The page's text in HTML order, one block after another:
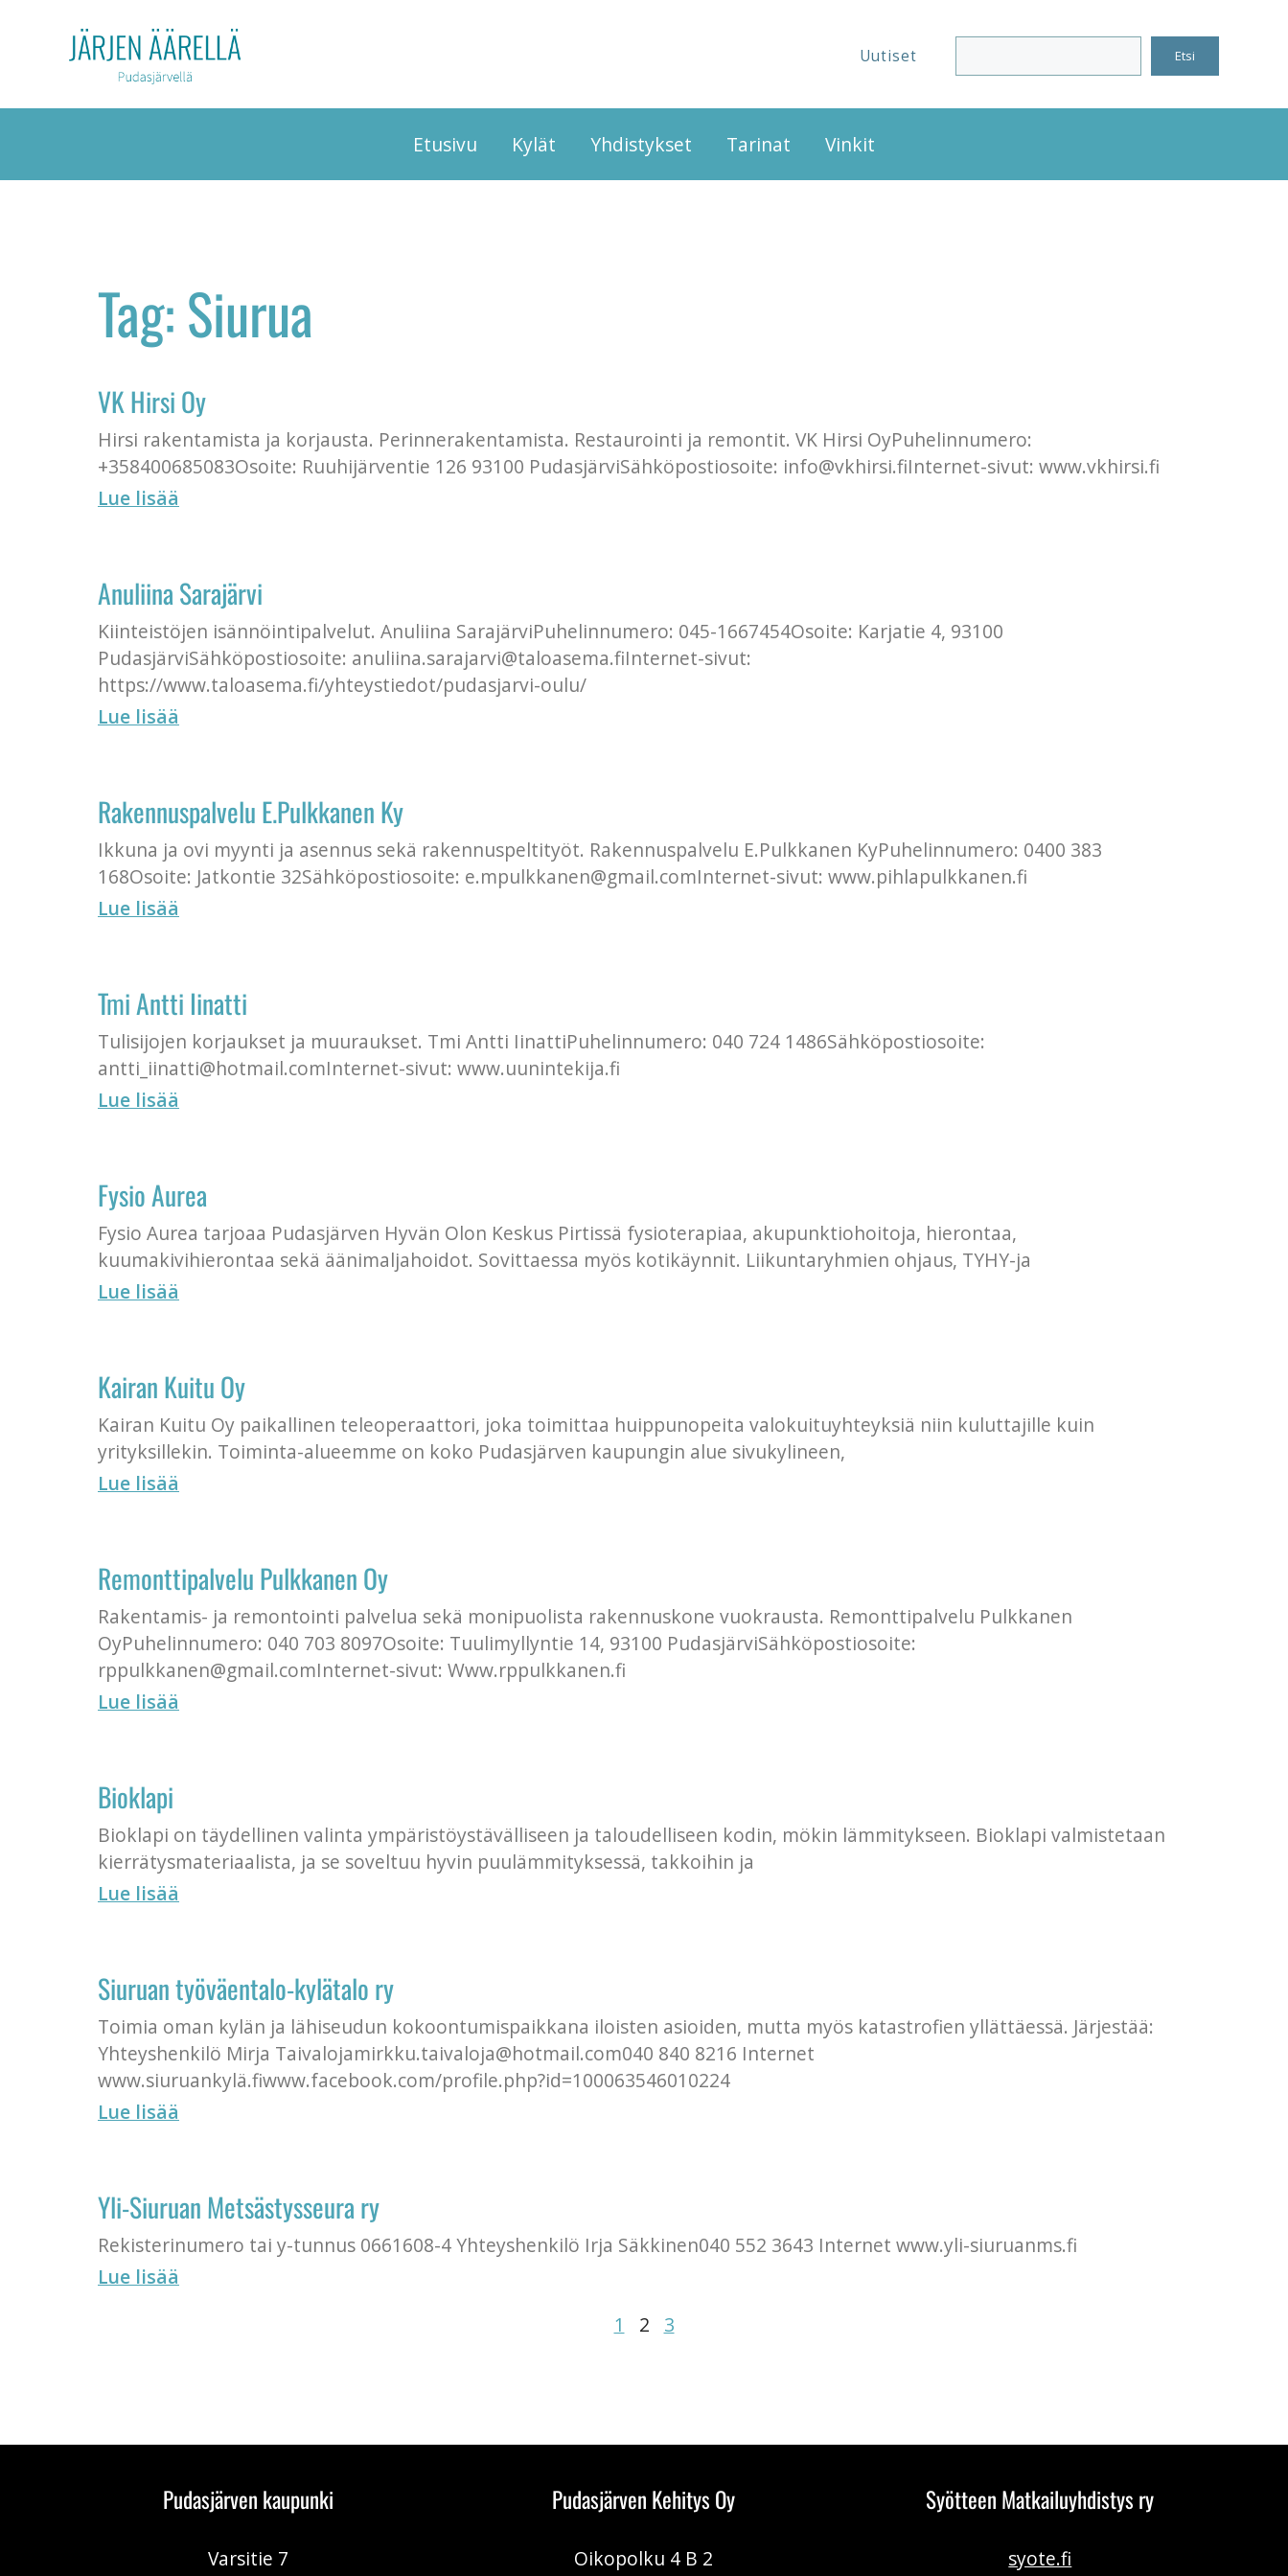
Uutiset Etsi
Etusivu Kylät Yhdistykset Tarinat Vinkit
Tag: Siurua
VK Hirsi Oy
Hirsi rakentamista ja korjausta. Perinnerakentamista. Restaurointi ja remontit. VK Hirsi OyPuhelinnumero:
+358400685083Osoite: Ruuhijärventie 126 93100 PudasjärviSähköpostiosoite: info@vkhirsi.fiInternet-sivut: www.vkhirsi.fi
Lue lisää
Anuliina Sarajärvi
Kiinteistöjen isännöintipalvelut. Anuliina SarajärviPuhelinnumero: 045-1667454Osoite: Karjatie 4, 93100
PudasjärviSähköpostiosoite: anuliina.sarajarvi@taloasema.fiInternet-sivut:
https://www.taloasema.fi/yhteystiedot/pudasjarvi-oulu/
Lue lisää
Rakennuspalvelu E.Pulkkanen Ky
Ikkuna ja ovi myynti ja asennus sekä rakennuspeltityöt. Rakennuspalvelu E.Pulkkanen KyPuhelinnumero: 0400 383
168Osoite: Jatkontie 32Sähköpostiosoite: e.mpulkkanen@gmail.comInternet-sivut: www.pihlapulkkanen.fi
Lue lisää
Tmi Antti Iinatti
Tulisijojen korjaukset ja muuraukset. Tmi Antti IinattiPuhelinnumero: 040 724 1486Sähköpostiosoite:
antti_iinatti@hotmail.comInternet-sivut: www.uunintekija.fi
Lue lisää
Fysio Aurea
Fysio Aurea tarjoaa Pudasjärven Hyvän Olon Keskus Pirtissä fysioterapiaa, akupunktiohoitoja, hierontaa,
kuumakivihierontaa sekä äänimaljahoidot. Sovittaessa myös kotikäynnit. Liikuntaryhmien ohjaus, TYHY-ja
Lue lisää
Kairan Kuitu Oy
Kairan Kuitu Oy paikallinen teleoperaattori, joka toimittaa huippunopeita valokuituyhteyksiä niin kuluttajille kuin
yrityksillekin. Toiminta-alueemme on koko Pudasjärven kaupungin alue sivukylineen,
Lue lisää
Remonttipalvelu Pulkkanen Oy
Rakentamis- ja remontointi palvelua sekä monipuolista rakennuskone vuokrausta. Remonttipalvelu Pulkkanen
OyPuhelinnumero: 040 703 8097Osoite: Tuulimyllyntie 14, 93100 PudasjärviSähköpostiosoite:
rppulkkanen@gmail.comInternet-sivut: Www.rppulkkanen.fi
Lue lisää
Bioklapi
Bioklapi on täydellinen valinta ympäristöystävälliseen ja taloudelliseen kodin, mökin lämmitykseen. Bioklapi valmistetaan
kierrätysmateriaalista, ja se soveltuu hyvin puulämmityksessä, takkoihin ja
Lue lisää
Siuruan työväentalo-kylätalo ry
Toimia oman kylän ja lähiseudun kokoontumispaikkana iloisten asioiden, mutta myös katastrofien yllättäessä. Järjestää:
Yhteyshenkilö Mirja Taivalojamirkku.taivaloja@hotmail.com040 840 8216 Internet
www.siuruankylä.fiwww.facebook.com/profile.php?id=100063546010224
Lue lisää
Yli-Siuruan Metsästysseura ry
Rekisterinumero tai y-tunnus 0661608-4 Yhteyshenkilö Irja Säkkinen040 552 3643 Internet www.yli-siuruanms.fi
Lue lisää
1
2 3
Pudasjärven kaupunki
Varsitie 7
Pudasjärven Kehitys Oy
Oikopolku 4 B 2
Syötteen Matkailuyhdistys ry
syote.fi